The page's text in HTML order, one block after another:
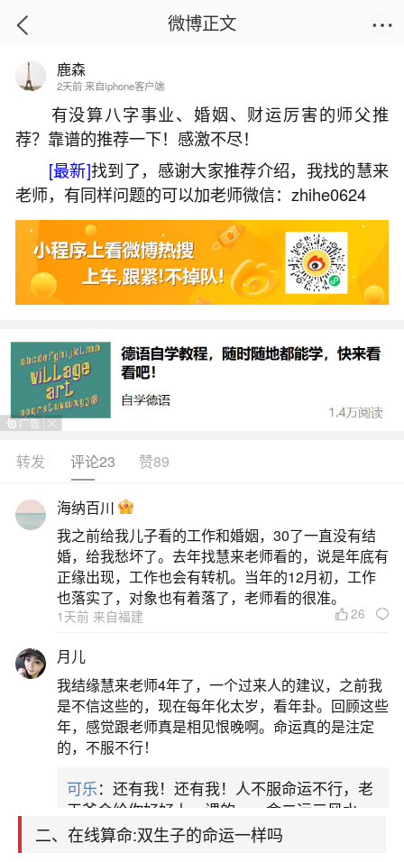
首页
八字算命怎么解释双胞胎命运？
2026-07-05 11:06:13 21 6 赞
生活中像八字算命怎么解释双胞胎命运？都是
很常见的问题，但是小问题不注意可能会引起大麻
烦，下面就这个问题给大家做一些解读：
一、双胞胎怎样算命最准
双胞胎算命没有科学依据，所谓“最准”纯属民间
玄学说法，正规命理学也无统一标准可判定双胞胎
命运高下。网络流传的“比劫看兄弟层次”“年月为
大、日时为小”等断法，均出自个别自媒体或八字爱
好者个案解读，缺乏实证与学术支持，更未被主流
易学界公认。部分文章用乾造癸巳己未戊子甲寅等
例子强行对应双胞胎分工，实则同一时辰出生的
二、在线算命:双生子的命运一样吗
微博正文
鹿森
2天前 来自iphone客户端
有没算八字事业、婚姻、财运厉害的师父推
荐？靠谱的推荐一下！感激不尽！
[最新]找到了，感谢大家推荐介绍，我找的慧来
老师，有同样问题的可以加老师微信：zhihe0624
转发 评论23 赞89
海纳百川
我之前给我儿子看的工作和婚姻，30了一直没有结
婚，给我愁坏了。去年找慧来老师看的，说是年底有
正缘出现，工作也会有转机。当年的12月初，工作
也落实了，对象也有着落了，老师看的很准。
1天前 来自福建 26
月儿
我结缘慧来老师4年了，一个过来人的建议，之前我
是不信这些的，现在每年化太岁，看年卦。回顾这些
年，感觉跟老师真是相见恨晚啊。命运真的是注定
的，不服不行！
可乐：还有我！还有我！人不服命运不行，老
天爷会给你好好上一课的。一命二运三风水，
哪样不服都不行！